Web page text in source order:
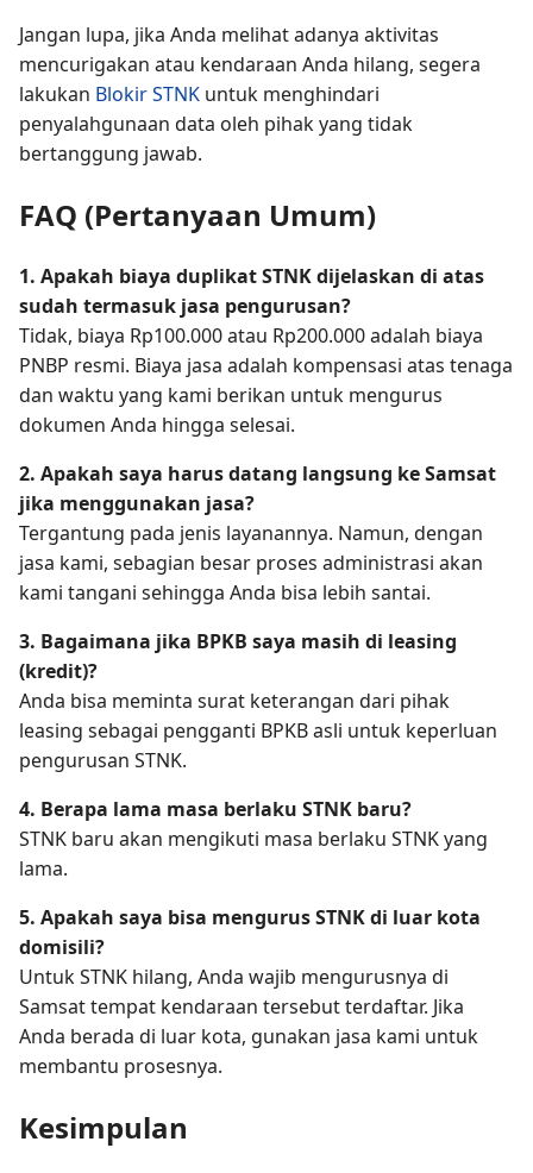
Jangan lupa, jika Anda melihat adanya aktivitas
mencurigakan atau kendaraan Anda hilang, segera
lakukan Blokir STNK untuk menghindari
penyalahgunaan data oleh pihak yang tidak
bertanggung jawab.
FAQ (Pertanyaan Umum)
1. Apakah biaya duplikat STNK dijelaskan di atas
sudah termasuk jasa pengurusan?
Tidak, biaya Rp100.000 atau Rp200.000 adalah biaya
PNBP resmi. Biaya jasa adalah kompensasi atas tenaga
dan waktu yang kami berikan untuk mengurus
dokumen Anda hingga selesai.
2. Apakah saya harus datang langsung ke Samsat
jika menggunakan jasa?
Tergantung pada jenis layanannya. Namun, dengan
jasa kami, sebagian besar proses administrasi akan
kami tangani sehingga Anda bisa lebih santai.
3. Bagaimana jika BPKB saya masih di leasing
(kredit)?
Anda bisa meminta surat keterangan dari pihak
leasing sebagai pengganti BPKB asli untuk keperluan
pengurusan STNK.
4. Berapa lama masa berlaku STNK baru?
STNK baru akan mengikuti masa berlaku STNK yang
lama.
5. Apakah saya bisa mengurus STNK di luar kota
domisili?
Untuk STNK hilang, Anda wajib mengurusnya di
Samsat tempat kendaraan tersebut terdaftar. Jika
Anda berada di luar kota, gunakan jasa kami untuk
membantu prosesnya.
Kesimpulan